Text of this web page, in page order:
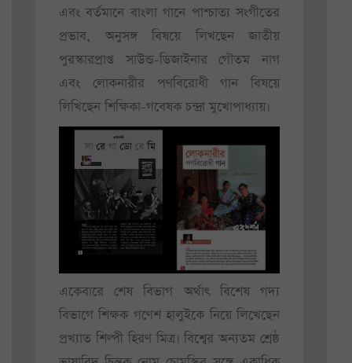
এবং বর্তমানে বাংলা গানে পাশ্চাত্য সংগীতের
প্রভাব, অনুসঙ্গ বিষয়ে লিখছেন জাতীয়
পুরস্কারপ্রাপ্ত সাউন্ড-ডিজাইনার গৌতম নাগ
এবং লোকনারীর পণবিরোধী গান বিষয়ে
লিখিছেন শিক্ষিকা-গবেষক চন্দ্রা মুখোপাধ্যায়।
একেবারে শেষ বিভাগ অর্থাৎ বিশেষ গদ্য
বিভাগে শিক্ষক গণেশ হালুইকে নিয়ে লিখেছেন
প্রখ্যাত শিল্পী হিরণ মিত্র। বিশ্বের অন্যতম শ্রেষ্ঠ